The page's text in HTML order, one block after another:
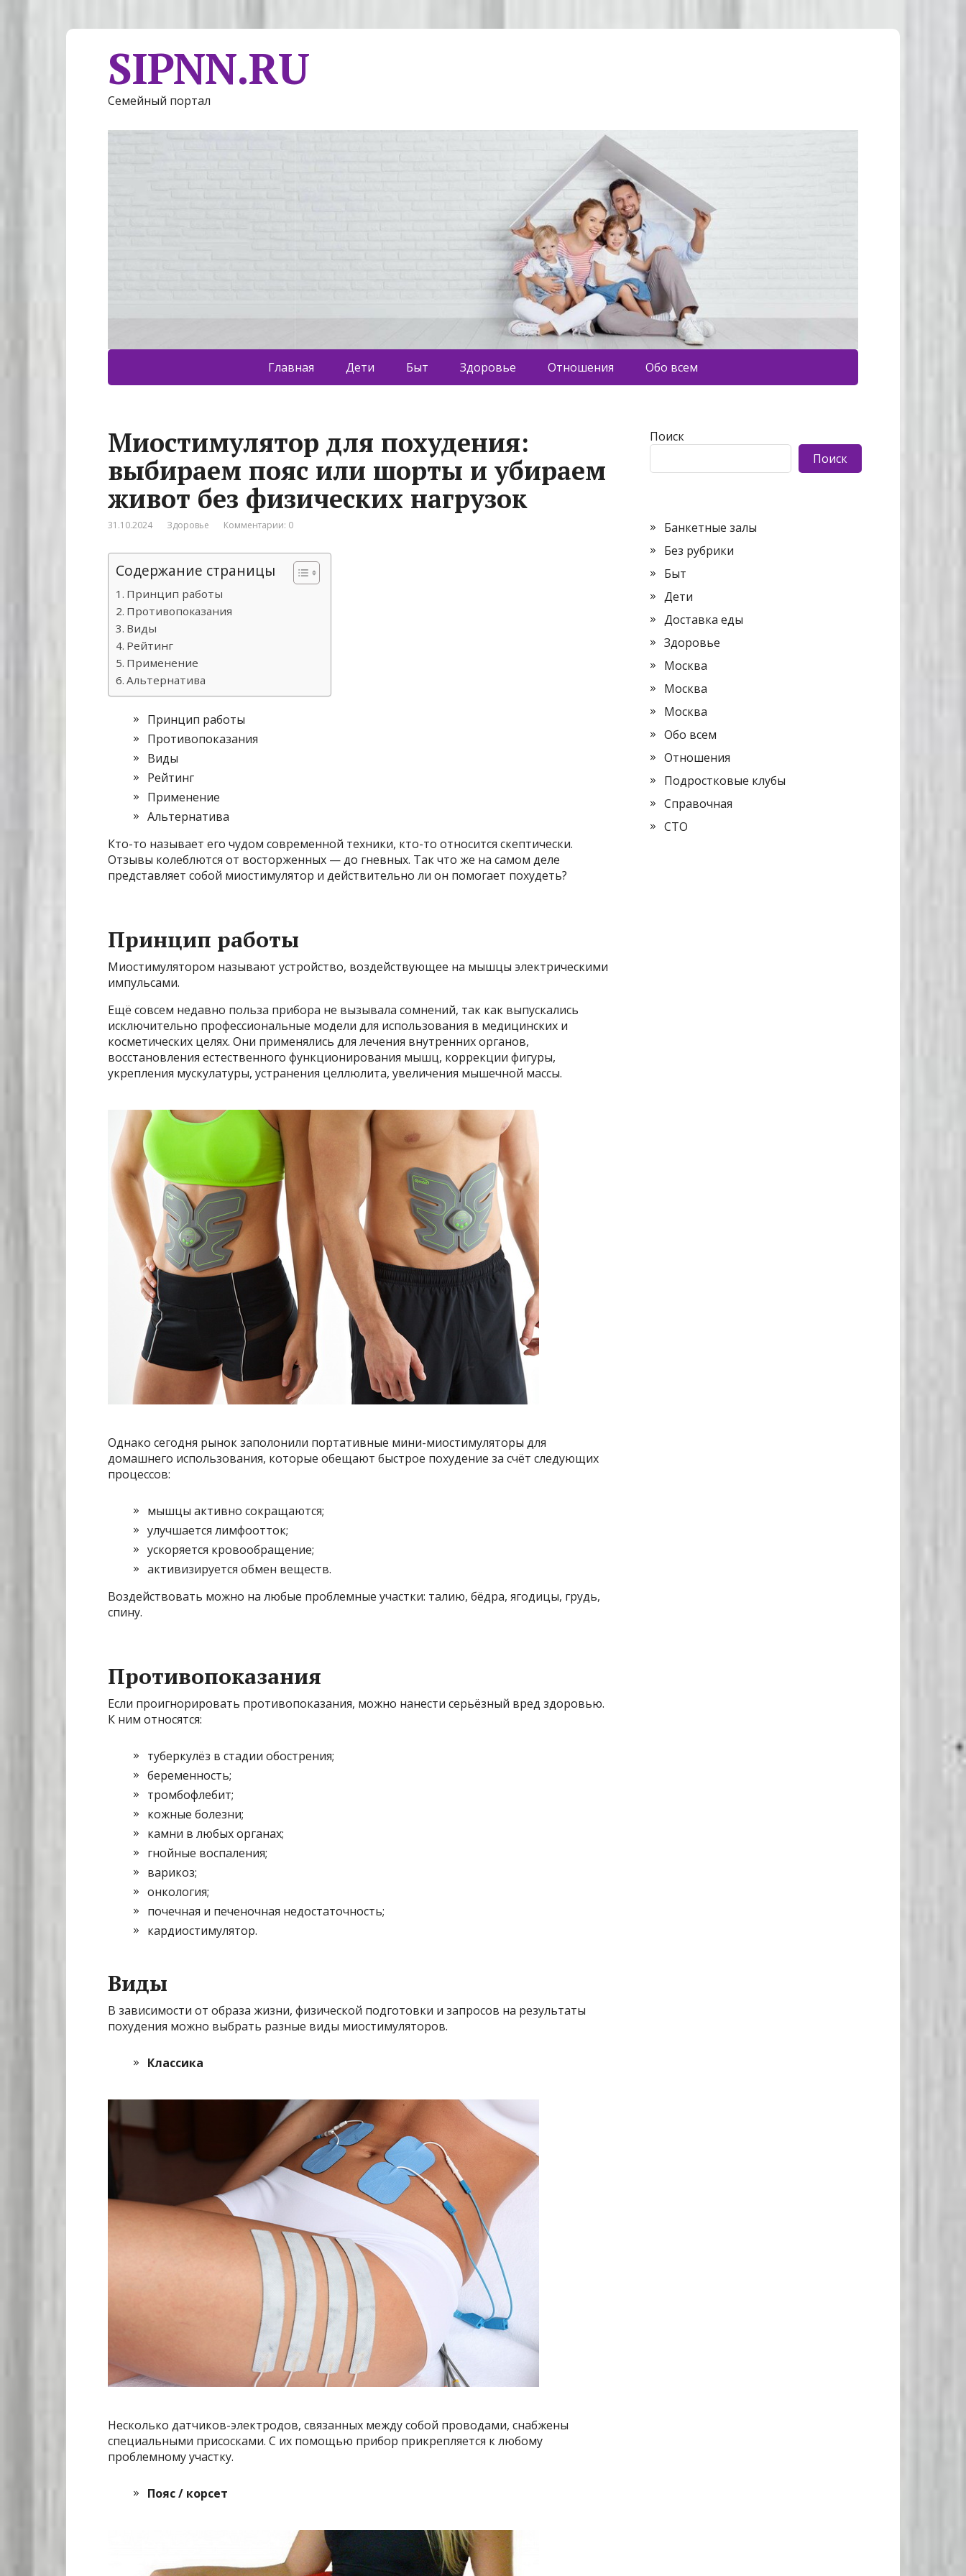
SIPNN.RU
Семейный портал
Главная Дети Быт Здоровье Отношения Обо всем
Миостимулятор для похудения:
выбираем пояс или шорты и убираем
живот без физических нагрузок
31.10.2024 Здоровье Комментарии: 0
Содержание страницы
Принцип работы
Противопоказания
Виды
Рейтинг
Применение
Альтернатива
Принцип работы
Противопоказания
Виды
Рейтинг
Применение
Альтернатива
Кто-то называет его чудом современной техники, кто-то относится скептически.
Отзывы колеблются от восторженных — до гневных. Так что же на самом деле
представляет собой миостимулятор и действительно ли он помогает похудеть?
Принцип работы
Миостимулятором называют устройство, воздействующее на мышцы электрическими
импульсами.
Ещё совсем недавно польза прибора не вызывала сомнений, так как выпускались
исключительно профессиональные модели для использования в медицинских и
косметических целях. Они применялись для лечения внутренних органов,
восстановления естественного функционирования мышц, коррекции фигуры,
укрепления мускулатуры, устранения целлюлита, увеличения мышечной массы.
Однако сегодня рынок заполонили портативные мини-миостимуляторы для
домашнего использования, которые обещают быстрое похудение за счёт следующих
процессов:
мышцы активно сокращаются;
улучшается лимфоотток;
ускоряется кровообращение;
активизируется обмен веществ.
Воздействовать можно на любые проблемные участки: талию, бёдра, ягодицы, грудь,
спину.
Противопоказания
Если проигнорировать противопоказания, можно нанести серьёзный вред здоровью.
К ним относятся:
туберкулёз в стадии обострения;
беременность;
тромбофлебит;
кожные болезни;
камни в любых органах;
гнойные воспаления;
варикоз;
онкология;
почечная и печеночная недостаточность;
кардиостимулятор.
Виды
В зависимости от образа жизни, физической подготовки и запросов на результаты
похудения можно выбрать разные виды миостимуляторов.
Классика
Несколько датчиков-электродов, связанных между собой проводами, снабжены
специальными присосками. С их помощью прибор прикрепляется к любому
проблемному участку.
Пояс / корсет
Поиск
Поиск
Банкетные залы
Без рубрики
Быт
Дети
Доставка еды
Здоровье
Москва
Москва
Москва
Обо всем
Отношения
Подростковые клубы
Справочная
СТО